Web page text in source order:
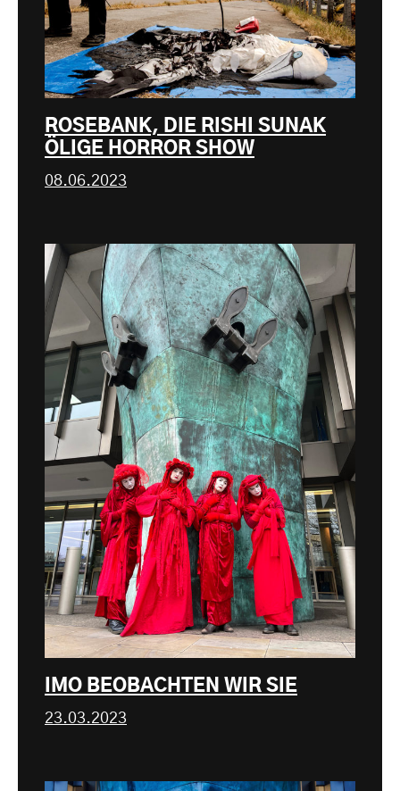
ROSEBANK, DIE RISHI SUNAK
ÖLIGE HORROR SHOW
08.06.2023
IMO BEOBACHTEN WIR SIE
23.03.2023